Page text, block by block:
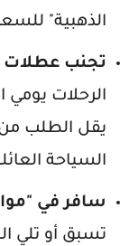
الذهبية"
تجنب عطلات
الرحلات يومي
يقل الطلب
السياحة
سافر في
تسبق أو تلي